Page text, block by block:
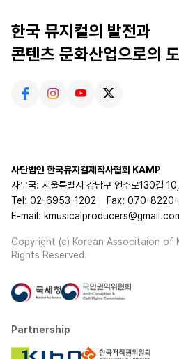
한국 뮤지컬의 발전과
콘텐츠 문화산업으로의
사단법인 한국뮤지컬제작사협회 KAMP
사무국: 서울특별시 강남구 언주로130길
Tel: 02-6953-1202
Fax: 070-
E-mail:
Copyright (c) Korean Associtaion of
Rights Reserved.
Partnership